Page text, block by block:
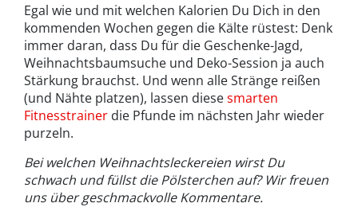
Egal wie und mit welchen Kalorien Du Dich in den
kommenden Wochen gegen die Kälte rüstest: Denk
immer daran, dass Du für die Geschenke-Jagd,
Weihnachtsbaumsuche und Deko-Session ja auch
Stärkung brauchst. Und wenn alle Stränge reißen
(und Nähte platzen), lassen diesesmarten
Fitnesstrainer die Pfunde im nächsten Jahr wieder
purzeln.
Bei welchen Weihnachtsleckereien wirst Du
schwach und füllst die Pölsterchen auf? Wir freuen
uns über geschmackvolle Kommentare.